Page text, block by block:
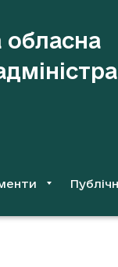
обласна